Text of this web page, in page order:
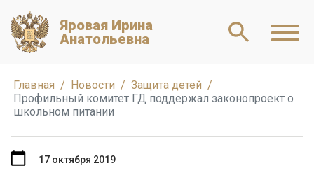
Яровая Ирина
Анатольевна
Главная Новости
Защита детей
Профильный комитет ГД поддержал законопроект о
школьном питании
17 октября 2019